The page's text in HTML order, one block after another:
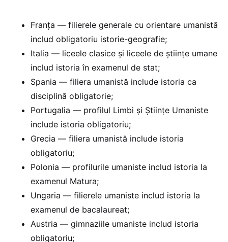
Franța — filierele generale cu orientare umanistă
includ obligatoriu istorie-geografie;
Italia — liceele clasice și liceele de științe umane
includ istoria în examenul de stat;
Spania — filiera umanistă include istoria ca
disciplină obligatorie;
Portugalia — profilul Limbi și Științe Umaniste
include istoria obligatoriu;
Grecia — filiera umanistă include istoria
obligatoriu;
Polonia — profilurile umaniste includ istoria la
examenul Matura;
Ungaria — filierele umaniste includ istoria la
examenul de bacalaureat;
Austria — gimnaziile umaniste includ istoria
obligatoriu;